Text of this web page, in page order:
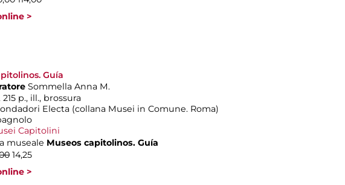
>
Guía
Sommella Anna M.
215 p., ill., brossura
Electa (collana Musei in Comune. Roma)
Capitolini
museale Museos capitolinos. Guía
14,25
>